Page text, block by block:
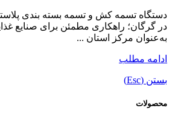
دستگاه تسمه کش و تسمه بسته بندی
در گرگان؛ راهکاری مطمئن برای صنایع
به‌عنوان مرکز استان ...
ادامه مطلب
بستن (Esc)
محصولات